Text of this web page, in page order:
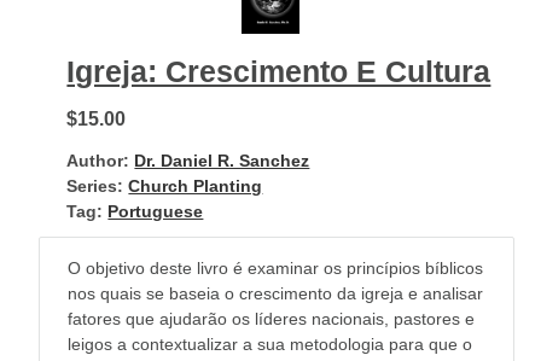
Igreja: Crescimento E Cultura
$15.00
Author: Dr. Daniel R. Sanchez
Series: Church Planting
Tag: Portuguese
O objetivo deste livro é examinar os princípios bíblicos
nos quais se baseia o crescimento da igreja e analisar
fatores que ajudarão os líderes nacionais, pastores e
leigos a contextualizar a sua metodologia para que o